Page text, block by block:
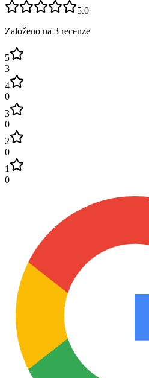
5.0
Založeno na 3 recenze
5
3
4
0
3
0
2
0
1
0